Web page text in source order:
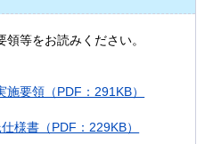
等をお読みください。
施要領（PDF：291KB）
様書（PDF：229KB）